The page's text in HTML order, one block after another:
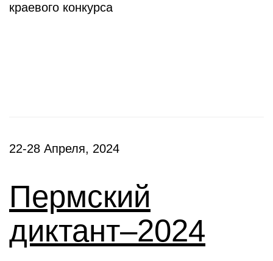
краевого конкурса
22-28 Апреля, 2024
Пермский
диктант–2024